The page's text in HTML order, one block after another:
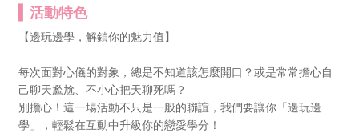
活動特色
【邊玩邊學，解鎖你的魅力值】
每次面對心儀的對象，總是不知道該怎麼開口？或是常常擔心自
己聊天尷尬、不小心把天聊死嗎？
別擔心！這一場活動不只是一般的聯誼，我們要讓你「邊玩邊
學」，輕鬆在互動中升級你的戀愛學分！